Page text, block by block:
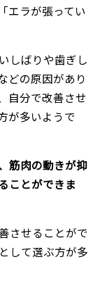
エラが張ってい
しばりや歯ぎし
どの原因があり
自分で改善させ
が多いようで
筋肉の動きが抑
ことができま
させることがで
して選ぶ方が多